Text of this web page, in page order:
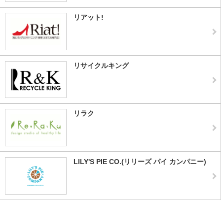
リアット!
リサイクルキング
リラク
LILY'S PIE CO.(リリーズ パイ カンパニー)